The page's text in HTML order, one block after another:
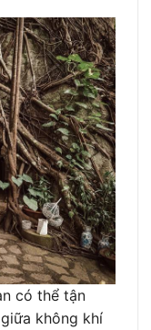
có thể tận
không khí